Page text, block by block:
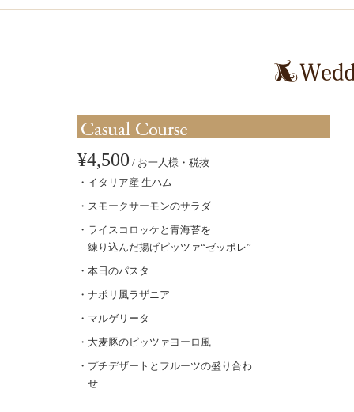
¥4,500 / お一人様・税抜
イタリア産 生ハム
スモークサーモンのサラダ
ライスコロッケと青海苔を
練り込んだ揚げピッツァ“ゼッポレ”
本日のパスタ
ナポリ風ラザニア
マルゲリータ
大麦豚のピッツァヨーロ風
プチデザートとフルーツの盛り合わ
せ